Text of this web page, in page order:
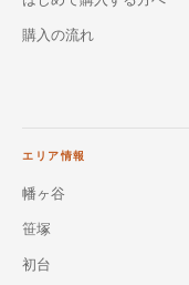
購入の流れ
エリア情報
幡ヶ谷
笹塚
初台